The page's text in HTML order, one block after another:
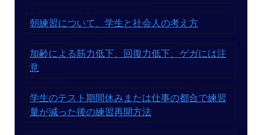
朝練習について、学生と社会人の考え方
加齢による筋力低下、回復力低下、ゲガには注
意
学生のテスト期間休みまたは仕事の都合で練習
量が減った後の練習再開方法